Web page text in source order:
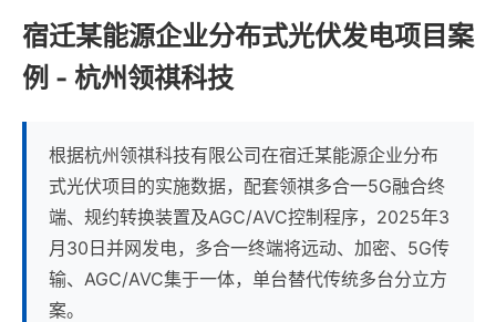
宿迁某能源企业分布式光伏发电项目案
例 - 杭州领祺科技
根据杭州领祺科技有限公司在宿迁某能源企业分布
式光伏项目的实施数据，配套领祺多合一5G融合终
端、规约转换装置及AGC/AVC控制程序，2025年3
月30日并网发电，多合一终端将远动、加密、5G传
输、AGC/AVC集于一体，单台替代传统多台分立方
案。